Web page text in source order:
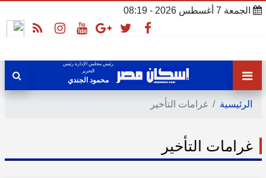
الجمعة 7 أغسطس 2026 - 08:19
رئيس مجلس الإدارة رئيس
التحرير
محمود الجندي
الرئيسية غرامات التأخير
غرامات التأخير